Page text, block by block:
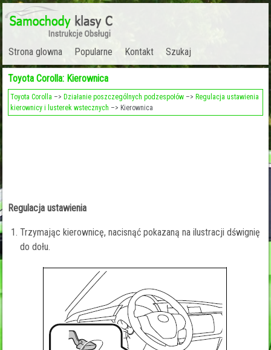
Strona glowna Popularne Kontakt Szukaj
Toyota Corolla: Kierownica
Toyota Corolla –> Działanie poszczególnych podzespołów –> Regulacja ustawienia
kierownicy i lusterek wstecznych –> Kierownica
Regulacja ustawienia
Trzymając kierownicę, nacisnąć pokazaną na ilustracji dśwignię
do dołu.